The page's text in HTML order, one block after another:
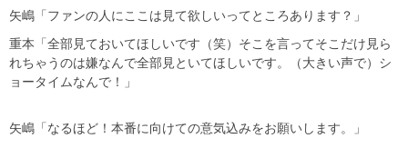
矢嶋「ファンの人にここは見て欲しいってところあります？」
重本「全部見ておいてほしいです（笑）そこを言ってそこだけ見ら
れちゃうのは嫌なんで全部見といてほしいです。（大きい声で）シ
ョータイムなんで！」
矢嶋「なるほど！本番に向けての意気込みをお願いします。」